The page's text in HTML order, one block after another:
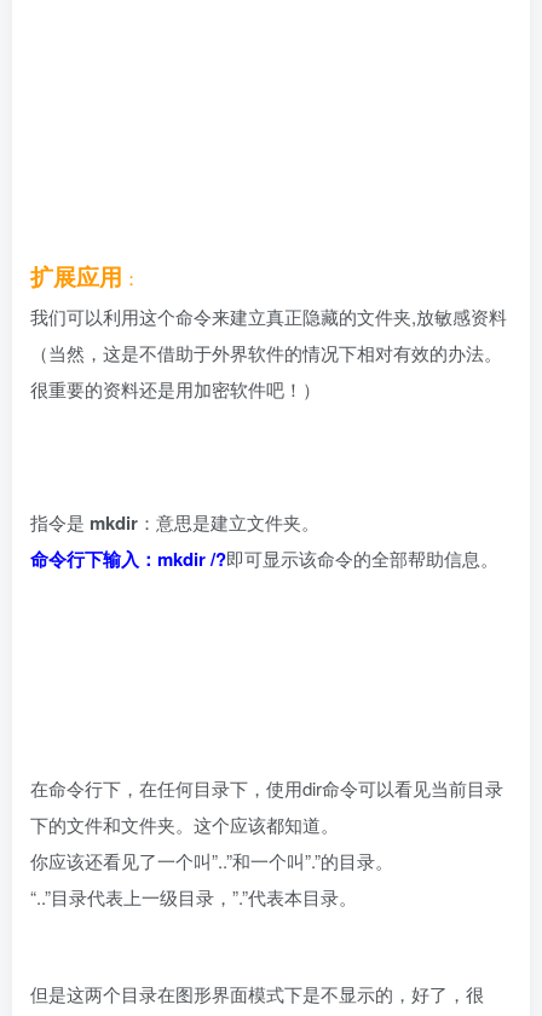
扩展应用 ：
我们可以利用这个命令来建立真正隐藏的文件夹,放敏感资料
（当然，这是不借助于外界软件的情况下相对有效的办法。
很重要的资料还是用加密软件吧！）
指令是 mkdir ：意思是建立文件夹。
命令行下输入：mkdir /?即可显示该命令的全部帮助信息。
在命令行下，在任何目录下，使用dir命令可以看见当前目录
下的文件和文件夹。这个应该都知道。
你应该还看见了一个叫”..”和一个叫”.”的目录。
“..”目录代表上一级目录，”.”代表本目录。
但是这两个目录在图形界面模式下是不显示的，好了，很